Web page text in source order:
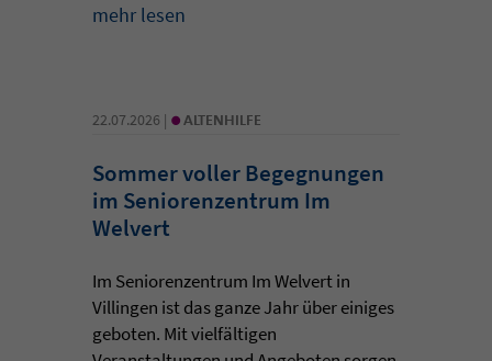
mehr lesen
22.07.2026 | • ALTENHILFE
Sommer voller Begegnungen
im Seniorenzentrum Im
Welvert
Im Seniorenzentrum Im Welvert in
Villingen ist das ganze Jahr über einiges
geboten. Mit vielfältigen